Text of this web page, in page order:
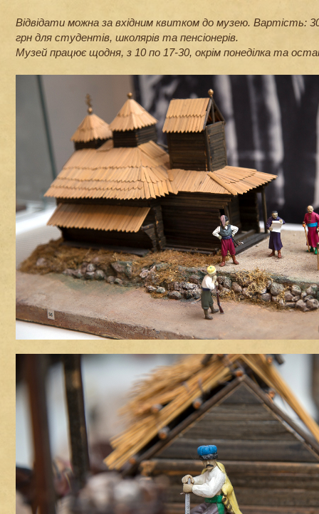
Відвідати можна за вхідним квитком до музею. Вартість:
грн для студентів, школярів та пенсіонерів.
Музей працює щодня, з 10 по 17-30, окрім понеділкa та